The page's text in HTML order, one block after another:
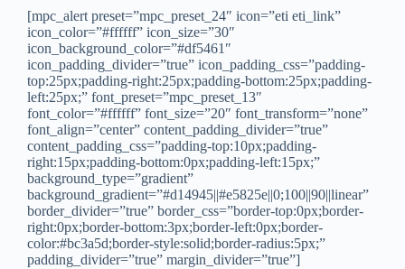
[mpc_alert preset=”mpc_preset_24″ icon=”eti eti_link”
icon_color=”#ffffff” icon_size=”30″
icon_background_color=”#df5461″
icon_padding_divider=”true” icon_padding_css=”padding-
top:25px;padding-right:25px;padding-bottom:25px;padding-
left:25px;” font_preset=”mpc_preset_13″
font_color=”#ffffff” font_size=”20″ font_transform=”none”
font_align=”center” content_padding_divider=”true”
content_padding_css=”padding-top:10px;padding-
right:15px;padding-bottom:0px;padding-left:15px;”
background_type=”gradient”
background_gradient=”#d14945||#e5825e||0;100||90||linear”
border_divider=”true” border_css=”border-top:0px;border-
right:0px;border-bottom:3px;border-left:0px;border-
color:#bc3a5d;border-style:solid;border-radius:5px;”
padding_divider=”true” margin_divider=”true”]